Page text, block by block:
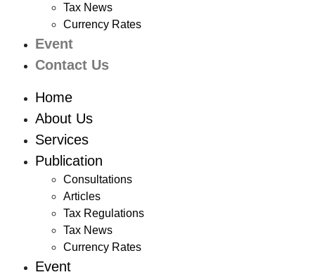
Tax News
Currency Rates
Event
Contact Us
Home
About Us
Services
Publication
Consultations
Articles
Tax Regulations
Tax News
Currency Rates
Event